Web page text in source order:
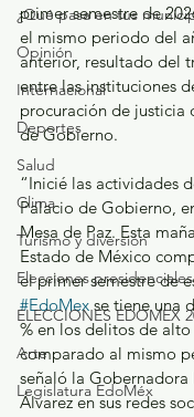
¿Qué pasa en tus
Opinión
Internacional
Deportes
Salud
Clima
Turismo y diversión
Elecciones
ELECCIONES EDOMEX
Arte
Legislatura EdoMéx
primer semestre de
el mismo periodo del
anterior, resultado del
entre las instituciones
procuración de justicia
de Gobierno.
“Inicié las actividades
Palacio de Gobierno,
Mesa de Paz. Esta
Estado de México
el primer semestre de
#EdoMex se tiene una
% en los delitos de
comparado al mismo
señaló la Gobernadora
Álvarez en sus redes